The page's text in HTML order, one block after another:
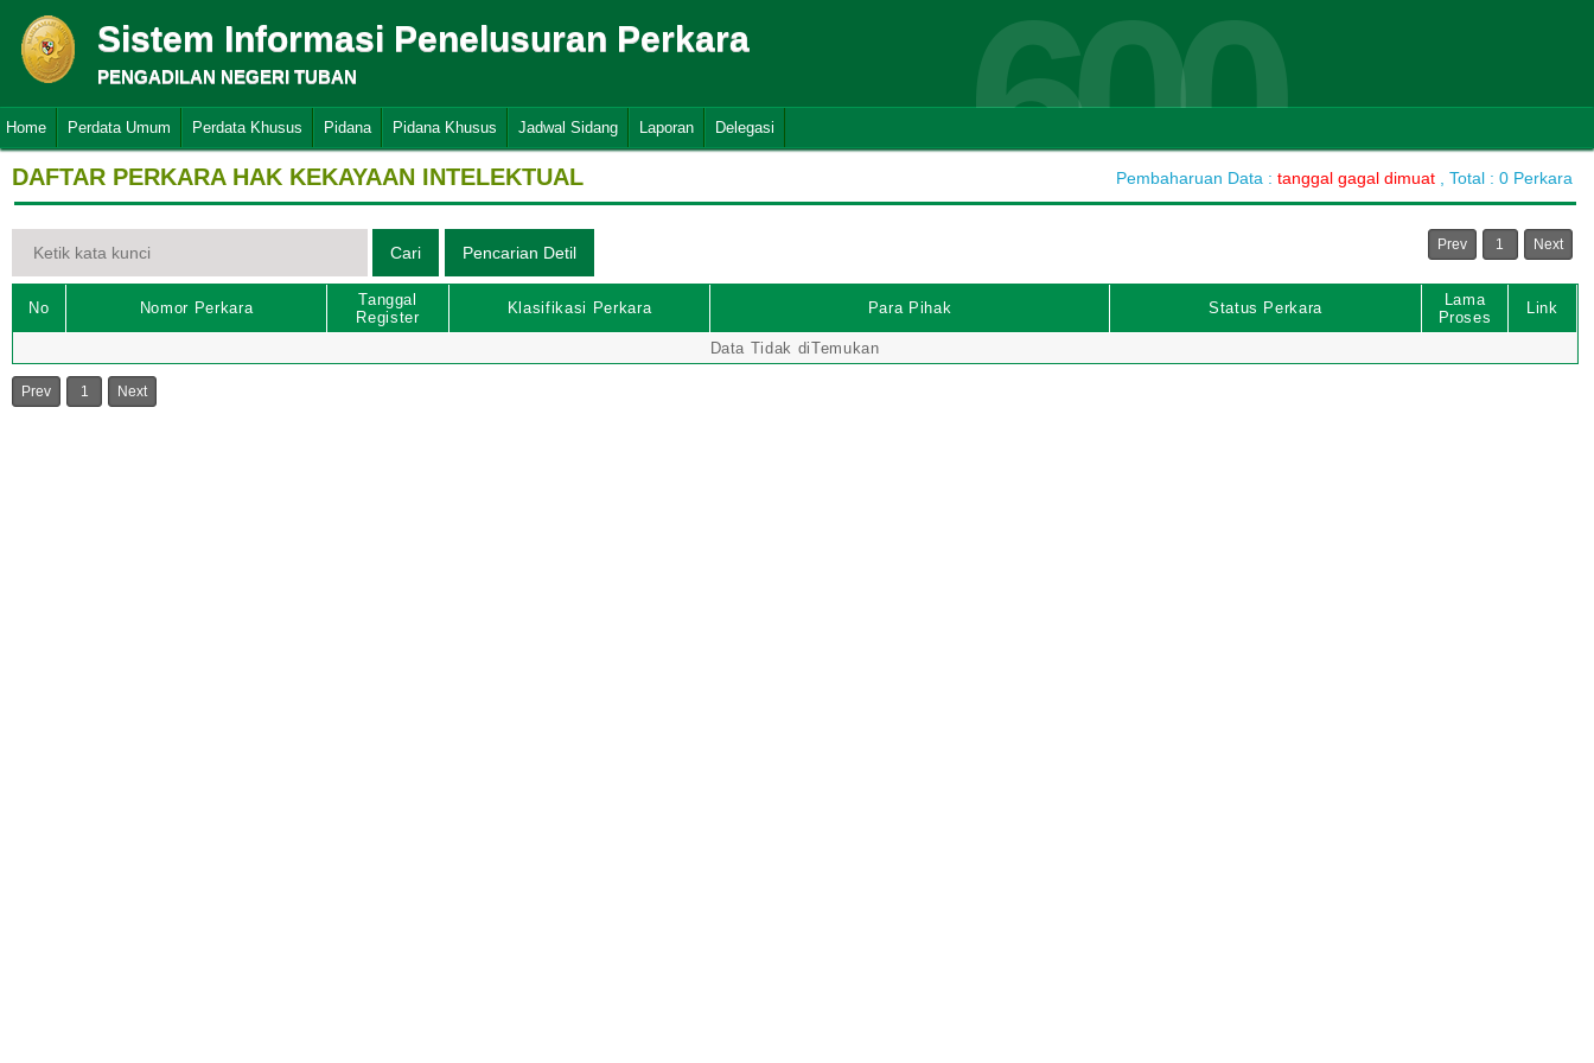
Sistem Informasi Penelusuran Perkara
PENGADILAN NEGERI TUBAN 600
Home Perdata Umum Perdata Khusus Pidana Pidana Khusus Jadwal Sidang Laporan Delegasi
DAFTAR PERKARA HAK KEKAYAAN INTELEKTUAL Pembaharuan Data : tanggal gagal dimuat , Total : 0 Perkara
Prev 1 Next
No Nomor Perkara
Tanggal
Register
Klasifikasi Perkara Para Pihak Status Perkara
Lama
Proses
Link
Data Tidak diTemukan
Prev 1 Next